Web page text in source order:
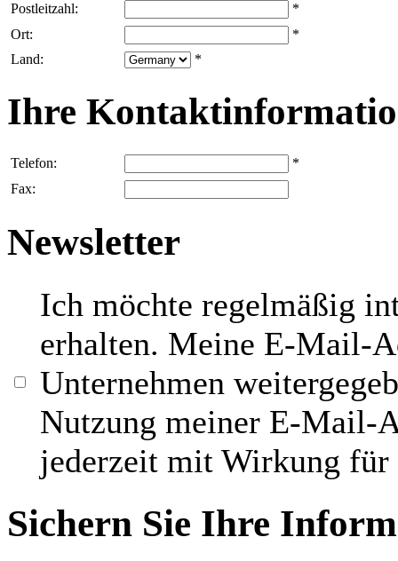
Postleitzahl:
*
Ort:
*
Land:
*
Ihre
Telefon:
*
Fax:
Newsletter
Ich möchte regelmäßig
erhalten. Meine E-Mail-
Unternehmen
Nutzung meiner E-Mail-
jederzeit mit Wirkung
Sichern Sie Ihre